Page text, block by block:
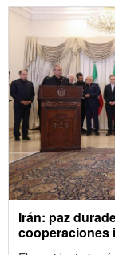
Irán: paz
cooperaciones